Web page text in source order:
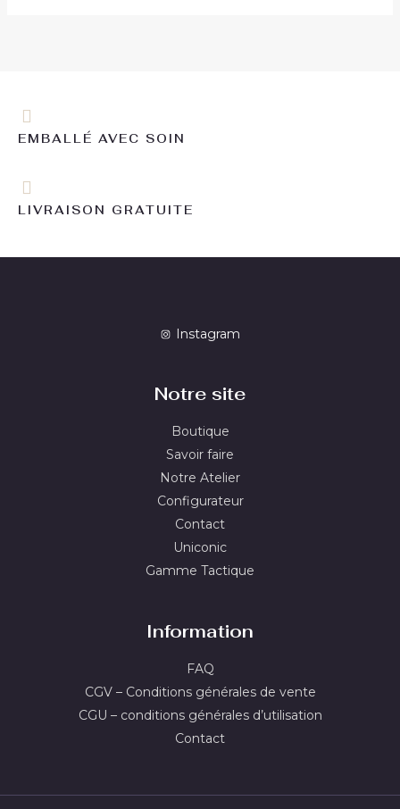
EMBALLÉ AVEC SOIN
LIVRAISON GRATUITE
Instagram
Notre site
Boutique
Savoir faire
Notre Atelier
Configurateur
Contact
Uniconic
Gamme Tactique
Information
FAQ
CGV – Conditions générales de vente
CGU – conditions générales d’utilisation
Contact